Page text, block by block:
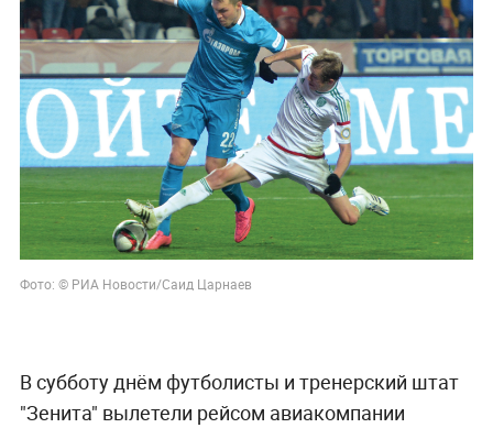
Фото: © РИА Новости/Саид Царнаев
В субботу днём футболисты и тренерский штат
"Зенита" вылетели рейсом авиакомпании